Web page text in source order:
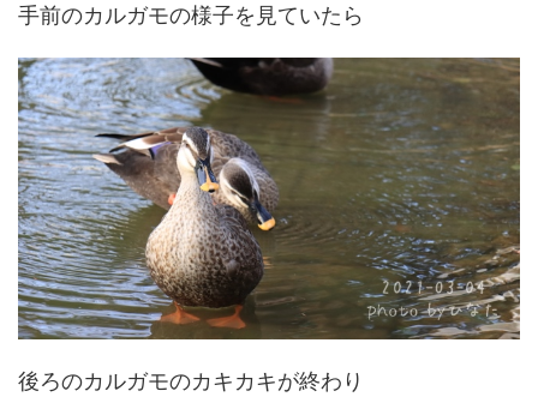
手前のカルガモの様子を見ていたら
後ろのカルガモのカキカキが終わり